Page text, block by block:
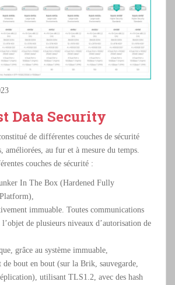
Data Security
de différentes couches de sécurité
améliorées, au fur et à mesure du temps.
couches de sécurité :
In The Box (Hardened Fully
immuable. Toutes communications
de plusieurs niveaux d’autorisation de
grâce au système immuable,
bout en bout (sur la Brik, sauvegarde,
utilisant TLS1.2, avec des hash